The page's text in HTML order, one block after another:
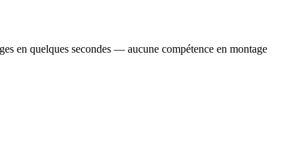
en quelques secondes — aucune compétence en montage